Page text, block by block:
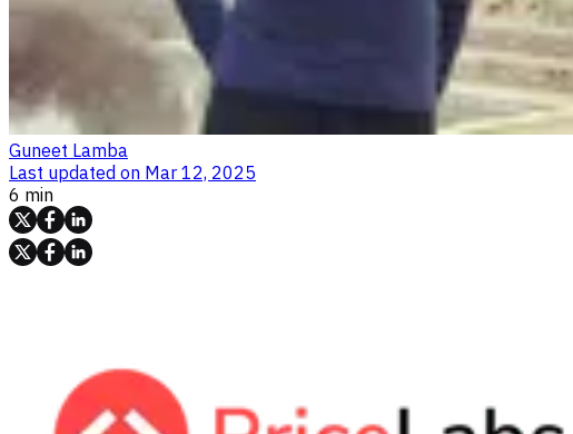
Guneet Lamba
Last updated on Mar 12, 2025
6 min